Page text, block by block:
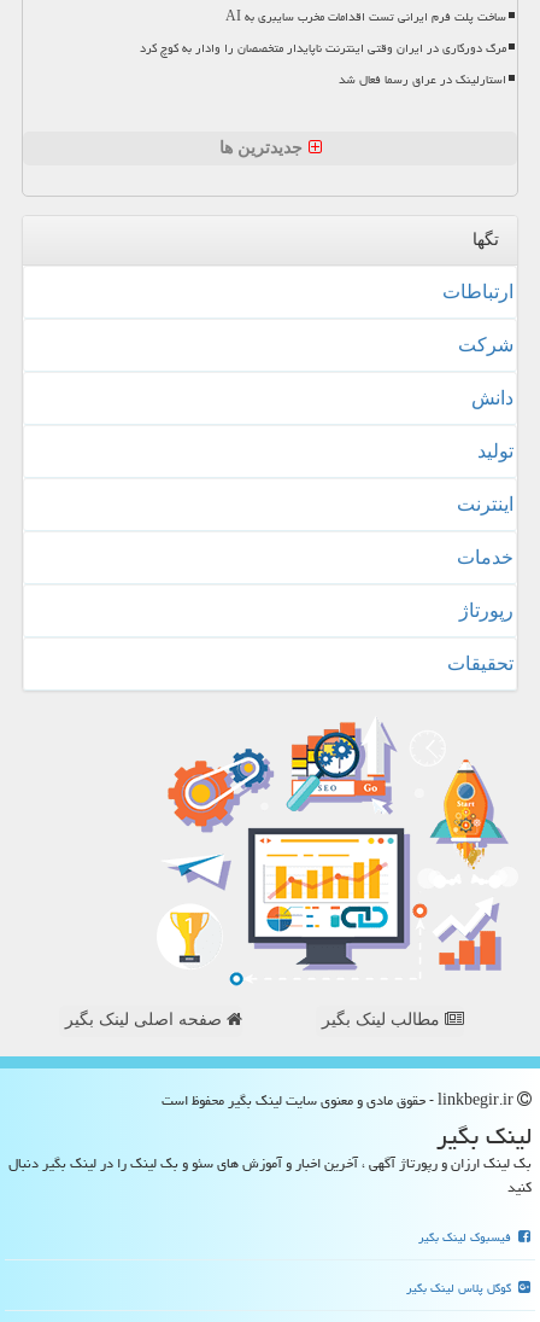
ساخت پلت فرم ایرانی تست اقدامات مخرب سایبری به AI
مرگ دورکاری در ایران وقتی اینترنت ناپایدار متخصصان را وادار به کوچ کرد
استارلینک در عراق رسما فعال شد
جدیدترین ها
تگها
ارتباطات
شركت
دانش
تولید
اینترنت
خدمات
رپورتاژ
تحقیقات
مطالب لینک بگیر صفحه اصلی لینک بگیر
لینك بگیر
بک لینک ارزان و رپورتاژ آگهی ، آخرین اخبار و آموزش های سئو و بک لینک را در لینک بگیر دنبال
کنید
فیسبوک لینک بگیر
گوگل پلاس لینک بگیر